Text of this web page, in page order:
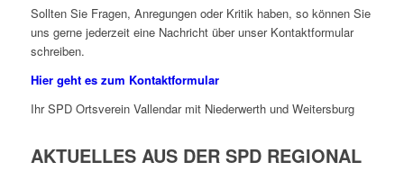
Sollten Sie Fragen, Anregungen oder Kritik haben, so können Sie
uns gerne jederzeit eine Nachricht über unser Kontaktformular
schreiben.
Hier geht es zum Kontaktformular
Ihr SPD Ortsverein Vallendar mit Niederwerth und Weitersburg
AKTUELLES AUS DER SPD REGIONAL